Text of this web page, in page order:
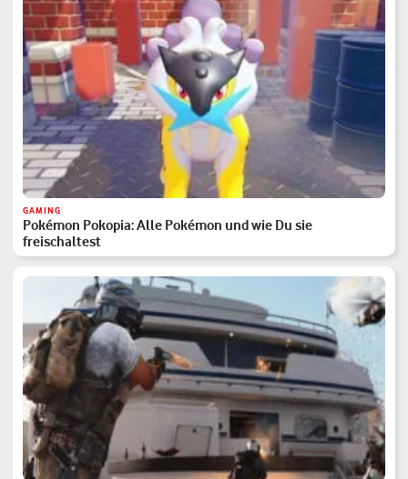
GAMING
Pokémon Pokopia: Alle Pokémon und wie Du sie
freischaltest